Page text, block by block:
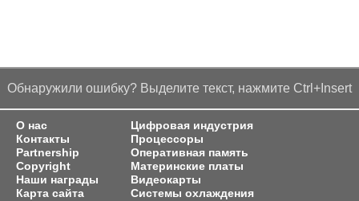
Обнаружили ошибку? Выделите текст, нажмите Ctrl+Insert
О нас
Контакты
Partnership
Copyright
Наши награды
Карта сайта
Цифровая индустрия
Процессоры
Оперативная память
Материнские платы
Видеокарты
Системы охлаждения